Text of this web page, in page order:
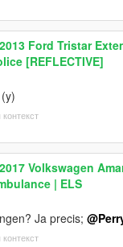
2013 Ford Tristar
[REFLECTIVE]
2017 Volkswagen
| ELS
Ja precis;